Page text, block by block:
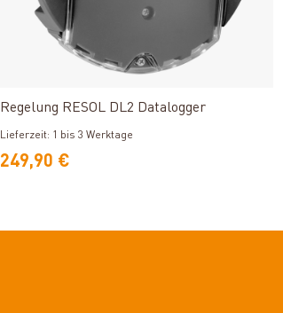
Produkt ansehen
Regelung RESOL DL2 Datalogger
Lieferzeit: 1 bis 3 Werktage
249,90 €